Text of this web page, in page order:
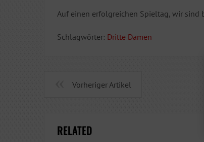
Auf einen erfolgreichen Spieltag, wir sind
Schlagwörter: Dritte Damen
Vorheriger Artikel
RELATED